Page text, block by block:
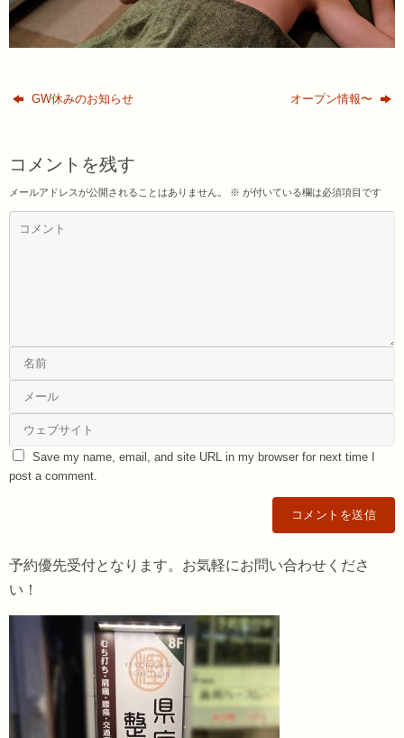
GW休みのお知らせ オープン情報〜
コメントを残す
メールアドレスが公開されることはありません。 ※ が付いている欄は必須項目です
Save my name, email, and site URL in my browser for next time I
post a comment.
予約優先受付となります。お気軽にお問い合わせくださ
い！